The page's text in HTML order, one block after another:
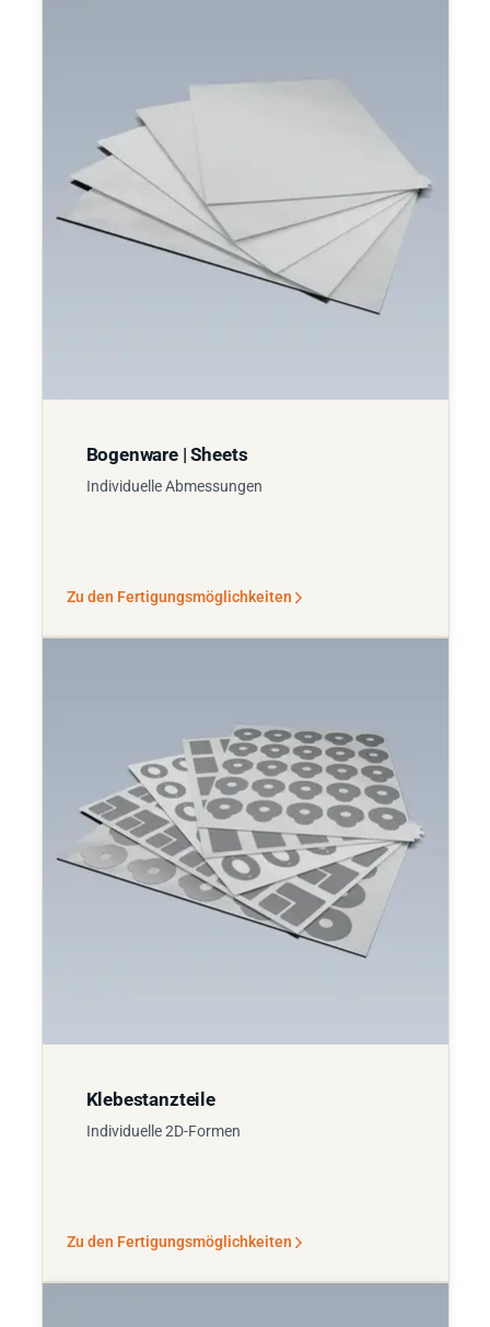
Bogenware | Sheets
Individuelle Abmessungen
Zu den Fertigungsmöglichkeiten
Klebestanzteile
Individuelle 2D-Formen
Zu den Fertigungsmöglichkeiten